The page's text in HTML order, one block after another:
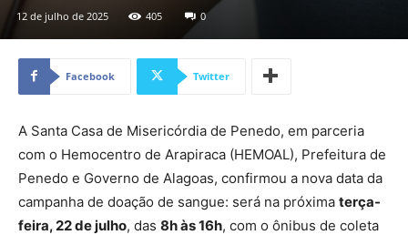
12 de julho de 2025 405 0
Facebook Twitter
A Santa Casa de Misericórdia de Penedo, em parceria
com o Hemocentro de Arapiraca (HEMOAL), Prefeitura de
Penedo e Governo de Alagoas, confirmou a nova data da
campanha de doação de sangue: será na próxima terça-
feira, 22 de julho, das 8h às 16h, com o ônibus de coleta